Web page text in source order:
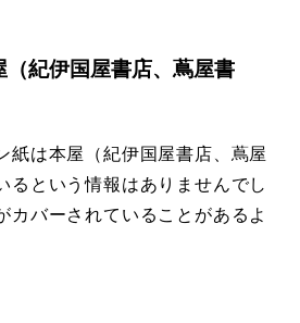
（紀伊国屋書店、蔦屋書
紙は本屋（紀伊国屋書店、蔦屋
るという情報はありませんでし
カバーされていることがあるよ